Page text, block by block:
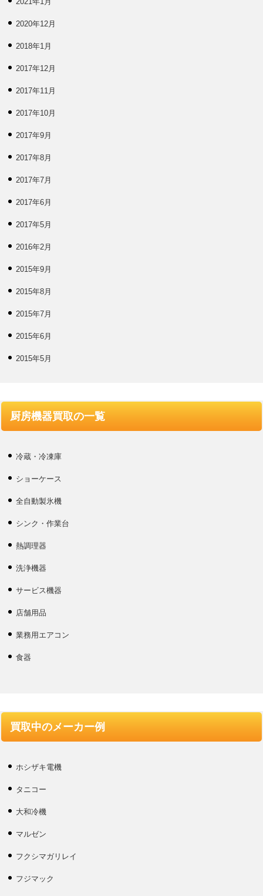
2020年12月
2018年1月
2017年12月
2017年11月
2017年10月
2017年9月
2017年8月
2017年7月
2017年6月
2017年5月
2016年2月
2015年9月
2015年8月
2015年7月
2015年6月
2015年5月
厨房機器買取の一覧
冷蔵・冷凍庫
ショーケース
全自動製氷機
シンク・作業台
熱調理器
洗浄機器
サービス機器
店舗用品
業務用エアコン
食器
買取中のメーカー例
ホシザキ電機
タニコー
大和冷機
マルゼン
フクシマガリレイ
フジマック